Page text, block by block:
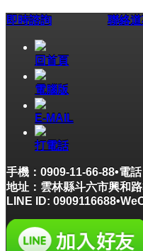
即時諮詢 聯絡
回首頁
電腦版
E-MAIL
打電話
手機：0909-11-66-88•電
地址：雲林縣斗六市興和
LINE ID: